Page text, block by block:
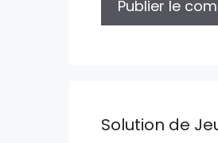
Solution de